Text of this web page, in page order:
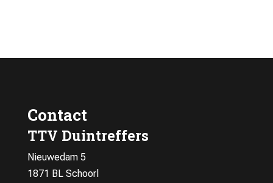
Contact
TTV Duintreffers
Nieuwedam 5
1871 BL Schoorl